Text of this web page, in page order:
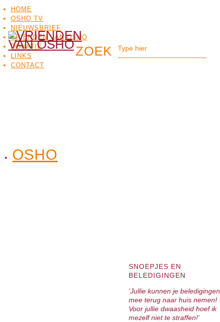
HOME
OSHO TV
NIEUWSBRIEF
VRIENDEN VAN OSHO
DONATIE
LINKS
CONTACT
OSHOOSHO
SNOEPJES EN
BELEDIGINGEN
‘Jullie kunnen je beledigingen
mee terug naar huis nemen!
Voor jullie dwaasheid hoef ik
mezelf niet te straffen!’